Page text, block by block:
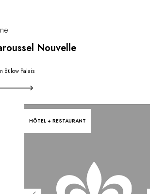
Nouvelle
Bülow Palais
HÔTEL + RESTAURANT